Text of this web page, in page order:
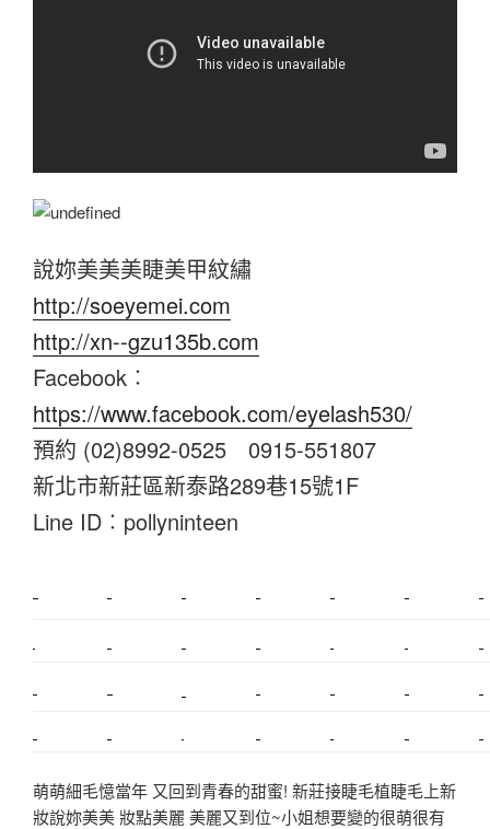
說妳美美美睫美甲紋繡
http://soeyemei.com
http://xn--gzu135b.com
Facebook︰
https://www.facebook.com/eyelash530/
預約 (02)8992-0525 0915-551807
新北市新莊區新泰路289巷15號1F
Line ID︰pollyninteen
萌萌細毛憶當年 又回到青春的甜蜜! 新莊接睫毛植睫毛上新
妝說妳美美 妝點美麗 美麗又到位~小姐想要變的很萌很有